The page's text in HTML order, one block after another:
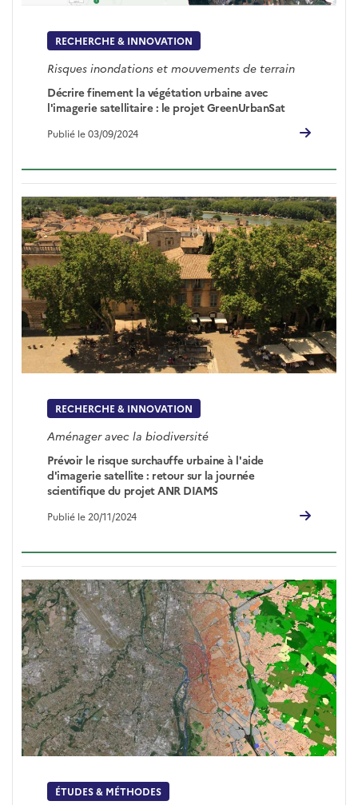
RECHERCHE & INNOVATION
Risques inondations et mouvements de terrain
Décrire finement la végétation urbaine avec
l'imagerie satellitaire : le projet GreenUrbanSat
Publié le 03/09/2024
RECHERCHE & INNOVATION
Aménager avec la biodiversité
Prévoir le risque surchauffe urbaine à l'aide
d'imagerie satellite : retour sur la journée
scientifique du projet ANR DIAMS
Publié le 20/11/2024
ÉTUDES & MÉTHODES